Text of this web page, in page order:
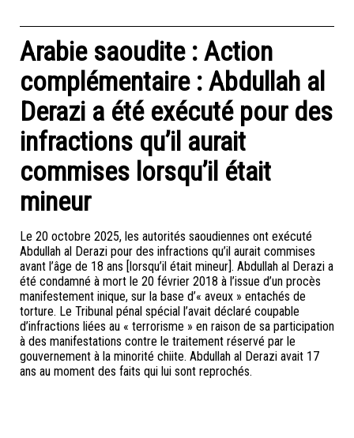
Arabie saoudite : Action
complémentaire : Abdullah al
Derazi a été exécuté pour des
infractions qu’il aurait
commises lorsqu’il était
mineur
Le 20 octobre 2025, les autorités saoudiennes ont exécuté
Abdullah al Derazi pour des infractions qu’il aurait commises
avant l’âge de 18 ans [lorsqu’il était mineur]. Abdullah al Derazi a
été condamné à mort le 20 février 2018 à l’issue d’un procès
manifestement inique, sur la base d’« aveux » entachés de
torture. Le Tribunal pénal spécial l’avait déclaré coupable
d’infractions liées au « terrorisme » en raison de sa participation
à des manifestations contre le traitement réservé par le
gouvernement à la minorité chiite. Abdullah al Derazi avait 17
ans au moment des faits qui lui sont reprochés.